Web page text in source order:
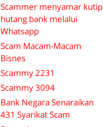
Scammer menyamar kutip
hutang bank melalui
Whatsapp
Scam Macam-Macam
Bisnes
Scammy 2231
Scammy 3094
Bank Negara Senaraikan
431 Syarikat Scam